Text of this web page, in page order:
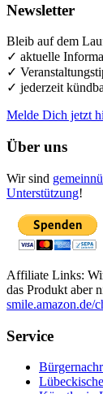
Newsletter
Bleib auf dem
✓ aktuelle
✓
✓ jederzeit
Melde Dich jetzt
Über uns
Wir sind
Unterstützung!
Affiliate Links:
das Produkt aber
smile.amazon.de/
Service